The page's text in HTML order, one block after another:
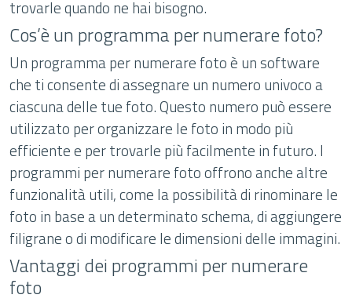
trovarle quando ne hai bisogno.
Cos’è un programma per numerare foto?
Un programma per numerare foto è un software
che ti consente di assegnare un numero univoco a
ciascuna delle tue foto. Questo numero può essere
utilizzato per organizzare le foto in modo più
efficiente e per trovarle più facilmente in futuro. I
programmi per numerare foto offrono anche altre
funzionalità utili, come la possibilità di rinominare le
foto in base a un determinato schema, di aggiungere
filigrane o di modificare le dimensioni delle immagini.
Vantaggi dei programmi per numerare
foto